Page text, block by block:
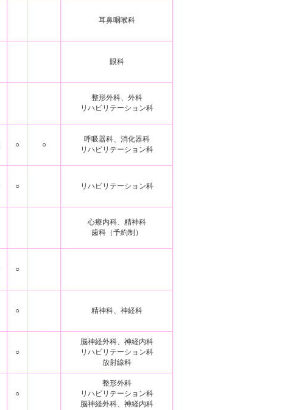
耳鼻咽喉科
眼科
整形外科、外科
リハビリテーション科
○ ○
呼吸器科、消化器科
リハビリテーション科
○ リハビリテーション科
心療内科、精神科
歯科（予約制）
○
○ 精神科、神経科
○
脳神経外科、神経内科
リハビリテーション科
放射線科
○
整形外科
リハビリテーション科
脳神経外科、神経内科